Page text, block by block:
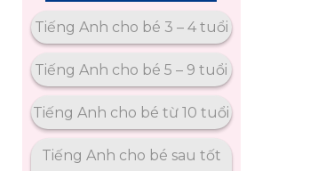
Tiếng Anh cho bé 3 – 4 tuổi
Tiếng Anh cho bé 5 – 9 tuổi
Tiếng Anh cho bé từ 10 tuổi
Tiếng Anh cho bé sau tốt